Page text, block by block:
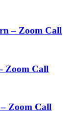
– Zoom Call
Zoom Call
Zoom Call